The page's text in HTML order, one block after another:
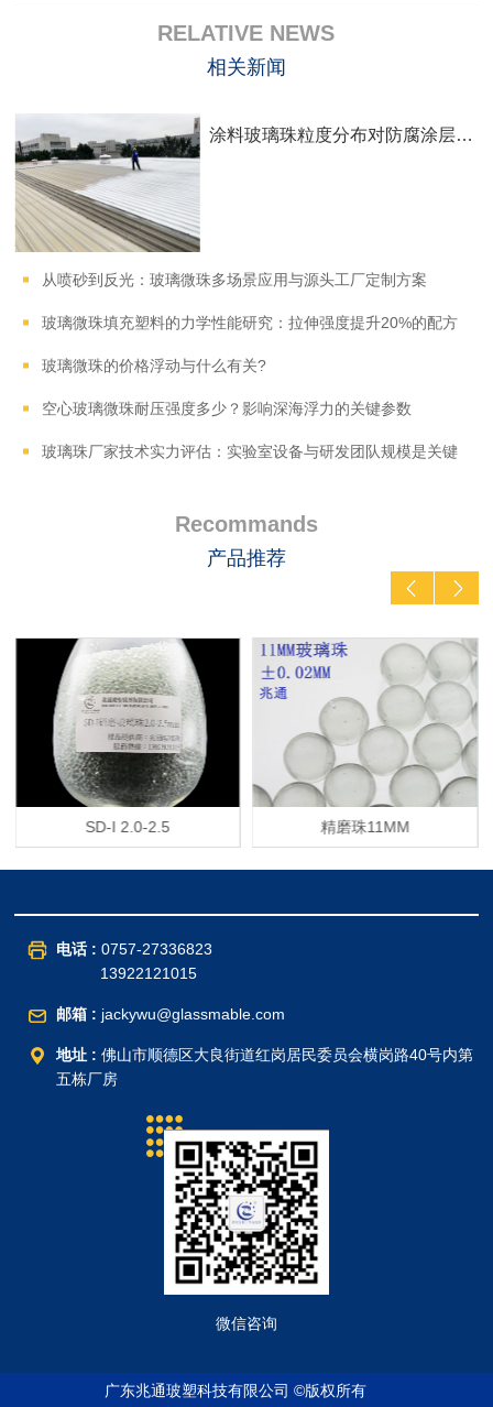
RELATIVE NEWS
相关新闻
涂料玻璃珠粒度分布对防腐涂层效果有何影响？
从喷砂到反光：玻璃微珠多场景应用与源头工厂定制方案
玻璃微珠填充塑料的力学性能研究：拉伸强度提升20%的配方
玻璃微珠的价格浮动与什么有关?
空心玻璃微珠耐压强度多少？影响深海浮力的关键参数
玻璃珠厂家技术实力评估：实验室设备与研发团队规模是关键
Recommands
产品推荐
SD-I 2.0-2.5 精磨珠11MM
电话 : 0757-27336823
13922121015
邮箱 : jackywu@glassmable.com
地址 : 佛山市顺德区大良街道红岗居民委员会横岗路40号内第
五栋厂房
微信咨询
广东兆通玻塑科技有限公司 ©版权所有